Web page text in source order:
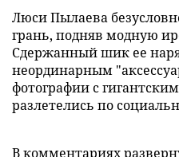
Люси Пылаева
грань, подняв модную
Сдержанный шик ее
неординарным
фотографии с
разлетелись по
В комментариях